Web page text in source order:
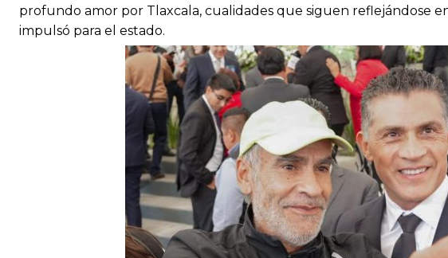
profundo amor por Tlaxcala, cualidades que siguen reflejándose
impulsó para el estado.